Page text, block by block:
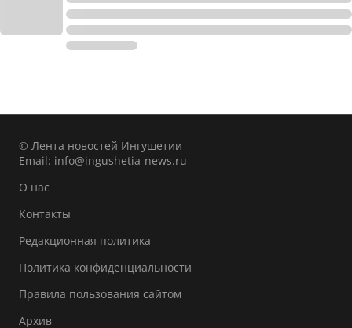
© Лента новостей Ингушетии
Email: info@ingushetia-news.ru
О нас
Контакты
Редакционная политика
Политика конфиденциальности
Правила пользования сайтом
Архив